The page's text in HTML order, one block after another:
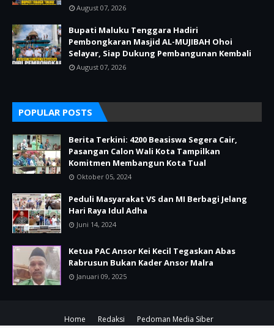
August 07, 2026
Bupati Maluku Tenggara Hadiri
Pembongkaran Masjid AL-MUJIBAH Ohoi
Selayar, Siap Dukung Pembangunan Kembali
August 07, 2026
POPULAR POSTS
Berita Terkini: 4200 Beasiswa Segera Cair,
Pasangan Calon Wali Kota Tampilkan
Komitmen Membangun Kota Tual
Oktober 05, 2024
Peduli Masyarakat VS dan MI Berbagi Jelang
Hari Raya Idul Adha
Juni 14, 2024
Ketua PAC Ansor Kei Kecil Tegaskan Abas
Rabrusun Bukan Kader Ansor Malra
Januari 09, 2025
Home Redaksi Pedoman Media Siber